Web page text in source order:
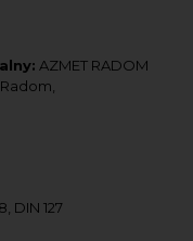
AZMET RADOM
DIN 127